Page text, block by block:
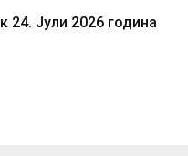
24. Јули 2026 година